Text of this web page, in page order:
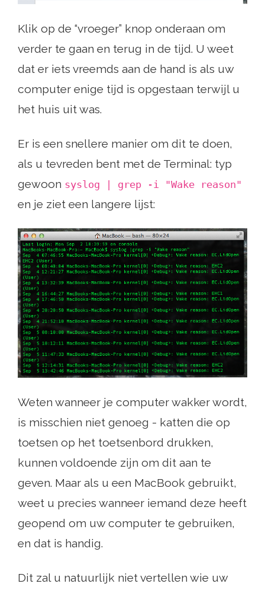
Klik op de “vroeger” knop onderaan om
verder te gaan en terug in de tijd. U weet
dat er iets vreemds aan de hand is als uw
computer enige tijd is opgestaan ​​terwijl u
het huis uit was.
Er is een snellere manier om dit te doen,
als u tevreden bent met de Terminal: typ
gewoon syslog | grep -i "Wake reason"
en je ziet een langere lijst:
Weten wanneer je computer wakker wordt,
is misschien niet genoeg - katten die op
toetsen op het toetsenbord drukken,
kunnen voldoende zijn om dit aan te
geven. Maar als u een MacBook gebruikt,
weet u precies wanneer iemand deze heeft
geopend om uw computer te gebruiken,
en dat is handig.
Dit zal u natuurlijk niet vertellen wie uw